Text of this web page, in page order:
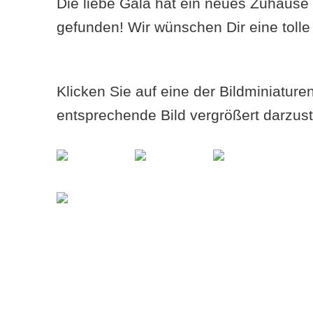
gefunden! Wir wünschen Dir eine
Klicken Sie auf eine der
entsprechende Bild vergrößert